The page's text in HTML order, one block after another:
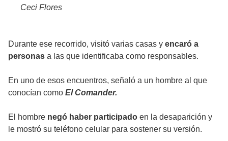
Ceci Flores
Durante ese recorrido, visitó varias casas y encaró a
personas a las que identificaba como responsables.
En uno de esos encuentros, señaló a un hombre al que
conocían como El Comander.
El hombre negó haber participado en la desaparición y
le mostró su teléfono celular para sostener su versión.